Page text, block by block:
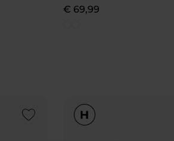
€ 69,99
Add to Wishlist